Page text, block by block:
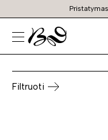
Prekių
paieška
Žaislų
Filtruoti